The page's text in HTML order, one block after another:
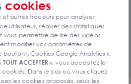
disponibles
cookies
et autres traceurs pour analyser,
utilisateur, réaliser des statistiques
vous permettre de lire des vidéos.
modifier vos paramètres de
« Cookies Google Analytics ».
TOUT ACCEPTER», vous acceptez le
Dans le cas où vous cliquez
les cookies proposés, seuls les